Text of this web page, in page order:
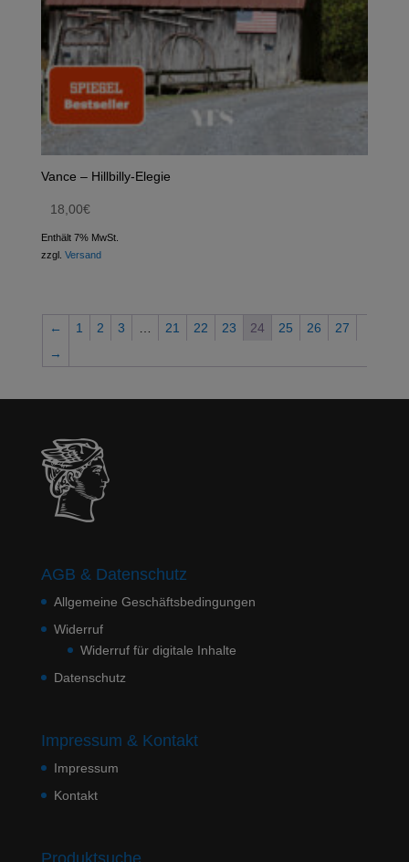
Vance – Hillbilly-Elegie
18,00€
Enthält 7% MwSt.
zzgl. Versand
← 1 2 3 … 21 22 23 24 25 26
27
→
AGB & Datenschutz
Allgemeine Geschäftsbedingungen
Widerruf
Widerruf für digitale Inhalte
Datenschutz
Impressum & Kontakt
Impressum
Kontakt